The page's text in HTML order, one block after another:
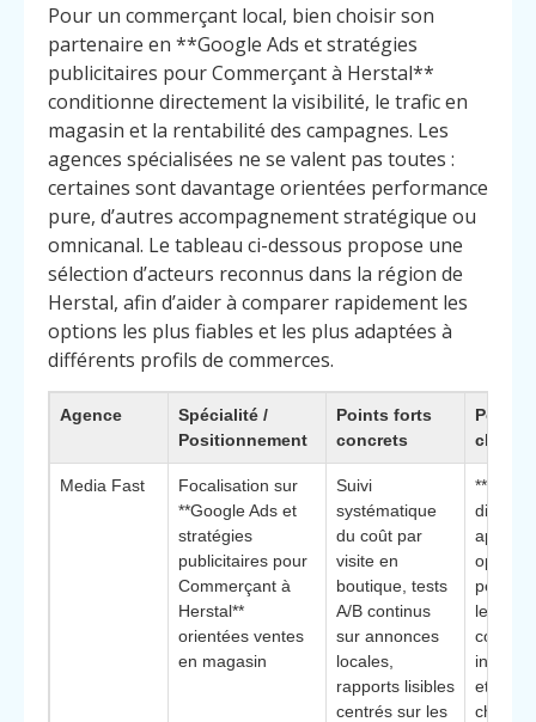
Pour un commerçant local, bien choisir son
partenaire en **Google Ads et stratégies
publicitaires pour Commerçant à Herstal**
conditionne directement la visibilité, le trafic en
magasin et la rentabilité des campagnes. Les
agences spécialisées ne se valent pas toutes :
certaines sont davantage orientées performance
pure, d’autres accompagnement stratégique ou
omnicanal. Le tableau ci-dessous propose une
sélection d’acteurs reconnus dans la région de
Herstal, afin d’aider à comparer rapidement les
options les plus fiables et les plus adaptées à
différents profils de commerces.
Agence
Spécialité /
Positionnement
Points forts
concrets
choisir
Media Fast
Focalisation sur
**Google Ads et
stratégies
publicitaires pour
Commerçant à
Herstal**
orientées ventes
en magasin
Suivi
systématique
du coût par
visite en
boutique, tests
A/B continus
sur annonces
locales,
rapports lisibles
centrés sur les
pensée
les
et